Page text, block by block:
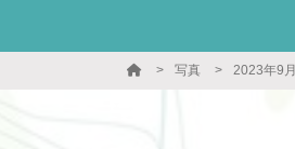
写真 2023年9月